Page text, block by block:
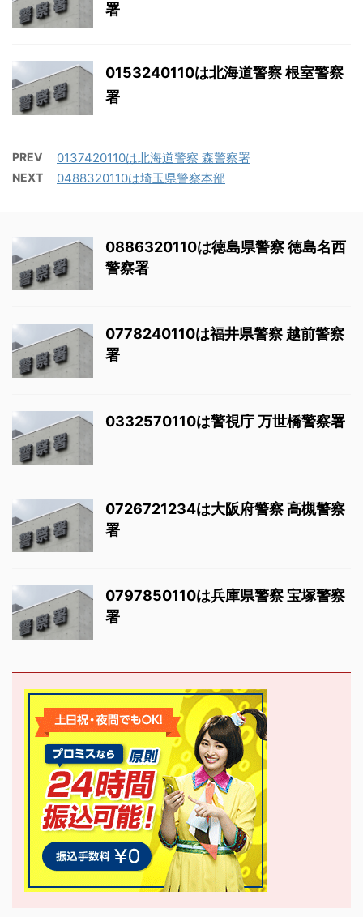
署
0153240110は北海道警察 根室警察
署
PREV 0137420110は北海道警察 森警察署
NEXT 0488320110は埼玉県警察本部
0886320110は徳島県警察 徳島名西
警察署
0778240110は福井県警察 越前警察
署
0332570110は警視庁 万世橋警察署
0726721234は大阪府警察 高槻警察
署
0797850110は兵庫県警察 宝塚警察
署